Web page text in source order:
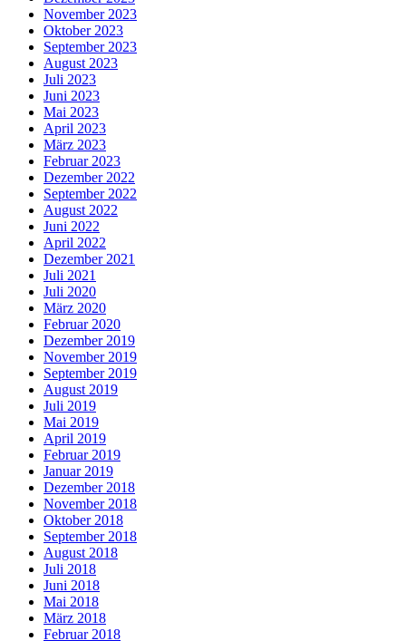
November 2023
Oktober 2023
September 2023
August 2023
Juli 2023
Juni 2023
Mai 2023
April 2023
März 2023
Februar 2023
Dezember 2022
September 2022
August 2022
Juni 2022
April 2022
Dezember 2021
Juli 2021
Juli 2020
März 2020
Februar 2020
Dezember 2019
November 2019
September 2019
August 2019
Juli 2019
Mai 2019
April 2019
Februar 2019
Januar 2019
Dezember 2018
November 2018
Oktober 2018
September 2018
August 2018
Juli 2018
Juni 2018
Mai 2018
März 2018
Februar 2018